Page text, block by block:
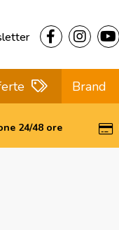
Brand
24/48 ore